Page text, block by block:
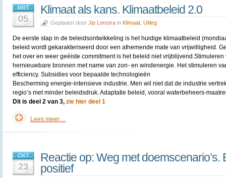
MRT
05
Klimaat als kans. Klimaatbeleid 2.0
Geplaatst door Jip Lenstra in Klimaat Uitleg
De eerste stap in de beleidsontwikkeling is het huidige klimaatbeleid
beleid wordt gekarakteriseerd door een afnemende mate van vrijwilligheid.
het over en weer geëiste commitment is het beleid niet vrijblijvend.Stimuleren
hernieuwbare bronnen met name van zon- en windenergie. Het stimuleren
efficiency. Subsidies voor bepaalde technologieën
Bescherming energie-intensieve industrie. Men wil niet dat de industrie
regio’s met minder beleidsdruk. Adaptatie beleid, vooral waterbeheers-
Dit is deel 2 van 3, zie hier deel 1
Lees meer…
OKT
23
Reactie op: Weg met doemscenario’s.
positief